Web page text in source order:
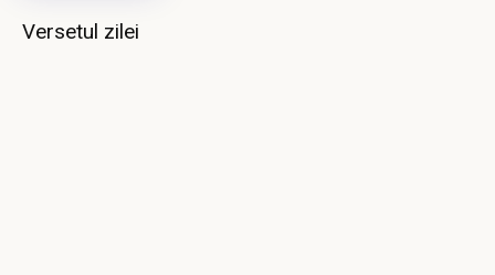
Versetul zilei